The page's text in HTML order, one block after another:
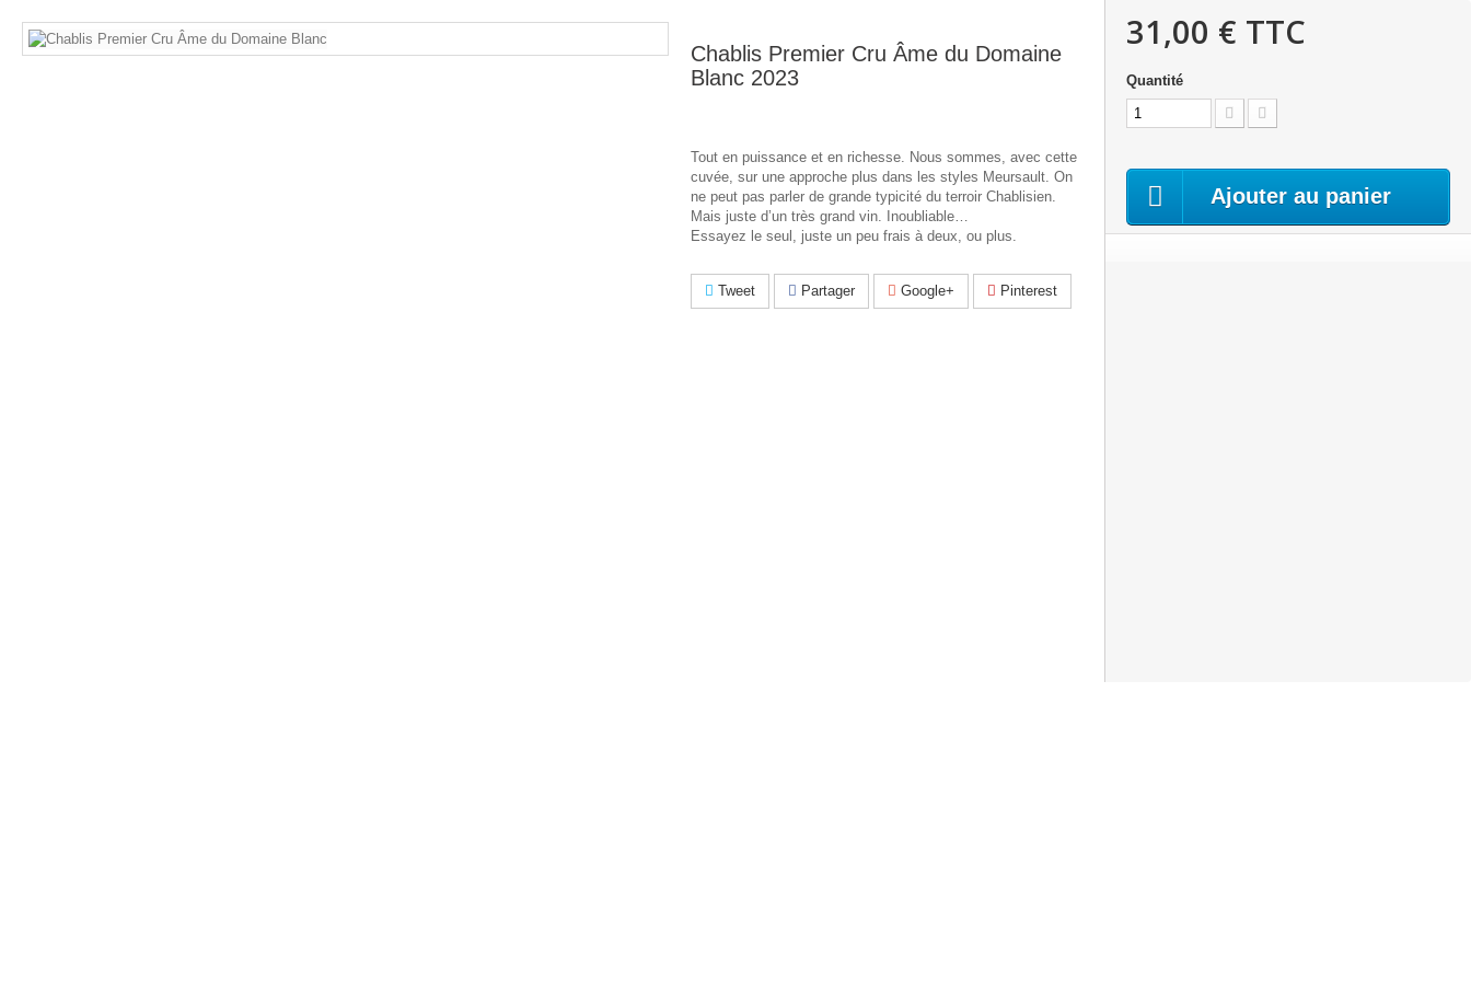
Chablis Premier Cru Âme du Domaine
Blanc 2023
Tout en puissance et en richesse. Nous sommes, avec cette
cuvée, sur une approche plus dans les styles Meursault. On
ne peut pas parler de grande typicité du terroir Chablisien.
Mais juste d’un très grand vin. Inoubliable…
Essayez le seul, juste un peu frais à deux, ou plus.
Tweet Partager Google+ Pinterest
31,00 € TTC
Quantité
Ajouter au panier